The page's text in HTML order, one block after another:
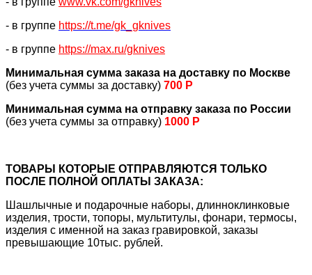
- в группе https://t.me/gk_gknives
- в группе https://max.ru/gknives
Минимальная сумма заказа на доставку по Москве
(без учета суммы за доставку) 700 Р
Минимальная сумма на отправку заказа по России
(без учета суммы за отправку) 1000 Р
ТОВАРЫ КОТОРЫЕ ОТПРАВЛЯЮТСЯ ТОЛЬКО
ПОСЛЕ ПОЛНОЙ ОПЛАТЫ ЗАКАЗА:
Шашлычные и подарочные наборы, длинноклинковые
изделия, трости, топоры, мультитулы, фонари, термосы,
изделия с именной на заказ гравировкой, заказы
превышающие 10тыс. рублей.